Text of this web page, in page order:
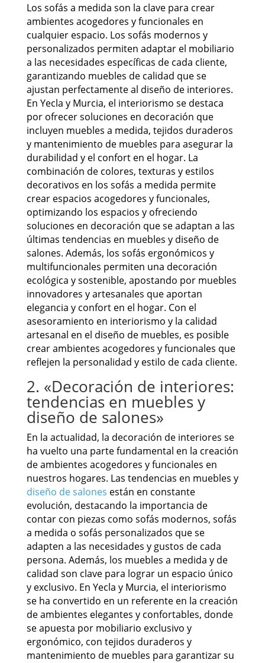
Los sofás a medida son la clave para crear
ambientes acogedores y funcionales en
cualquier espacio. Los sofás modernos y
personalizados permiten adaptar el mobiliario
a las necesidades específicas de cada cliente,
garantizando muebles de calidad que se
ajustan perfectamente al diseño de interiores.
En Yecla y Murcia, el interiorismo se destaca
por ofrecer soluciones en decoración que
incluyen muebles a medida, tejidos duraderos
y mantenimiento de muebles para asegurar la
durabilidad y el confort en el hogar. La
combinación de colores, texturas y estilos
decorativos en los sofás a medida permite
crear espacios acogedores y funcionales,
optimizando los espacios y ofreciendo
soluciones en decoración que se adaptan a las
últimas tendencias en muebles y diseño de
salones. Además, los sofás ergonómicos y
multifuncionales permiten una decoración
ecológica y sostenible, apostando por muebles
innovadores y artesanales que aportan
elegancia y confort en el hogar. Con el
asesoramiento en interiorismo y la calidad
artesanal en el diseño de muebles, es posible
crear ambientes acogedores y funcionales que
reflejen la personalidad y estilo de cada cliente.
2. «Decoración de interiores:
tendencias en muebles y
diseño de salones»
En la actualidad, la decoración de interiores se
ha vuelto una parte fundamental en la creación
de ambientes acogedores y funcionales en
nuestros hogares. Las tendencias en muebles y
diseño de salones están en constante
evolución, destacando la importancia de
contar con piezas como sofás modernos, sofás
a medida o sofás personalizados que se
adapten a las necesidades y gustos de cada
persona. Además, los muebles a medida y de
calidad son clave para lograr un espacio único
y exclusivo. En Yecla y Murcia, el interiorismo
se ha convertido en un referente en la creación
de ambientes elegantes y confortables, donde
se apuesta por mobiliario exclusivo y
ergonómico, con tejidos duraderos y
mantenimiento de muebles para garantizar su